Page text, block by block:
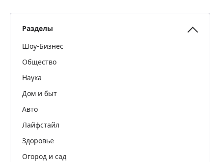
Разделы
Шоу-Бизнес
Общество
Наука
Дом и быт
Авто
Лайфстайл
Здоровье
Огород и сад